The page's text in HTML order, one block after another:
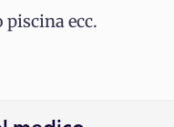
piscina ecc.